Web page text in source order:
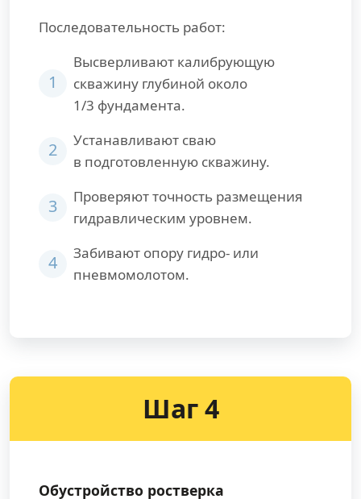
Последовательность работ:
1
Высверливают калибрующую
скважину глубиной около
1/3 фундамента.
2
Устанавливают сваю
в подготовленную скважину.
3
Проверяют точность размещения
гидравлическим уровнем.
4
Забивают опору гидро- или
пневмомолотом.
Шаг 4
Обустройство ростверка